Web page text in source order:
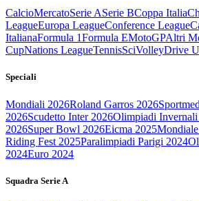
CalcioMercatoSerie ASerie BCoppa Italia
LeagueEuropa LeagueConference League
ItalianaFormula 1Formula EMotoGPAltri
CupNations LeagueTennisSciVolleyDrive
Speciali
Mondiali 2026Roland Garros 2026
2026Scudetto Inter 2026Olimpiadi
2026Super Bowl 2026Eicma 2025
Riding Fest 2025Paralimpiadi Parigi 2024
2024Euro 2024
Squadra Serie A